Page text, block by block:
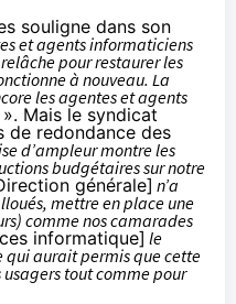
souligne dans son
et agents informaticiens
pour restaurer les
à nouveau. La
les agentes et agents
». Mais le syndicat
de redondance des
d’ampleur montre les
budgétaires sur notre
générale] n’a
mettre en place une
comme nos camarades
informatique] le
qui aurait permis que cette
tout comme pour